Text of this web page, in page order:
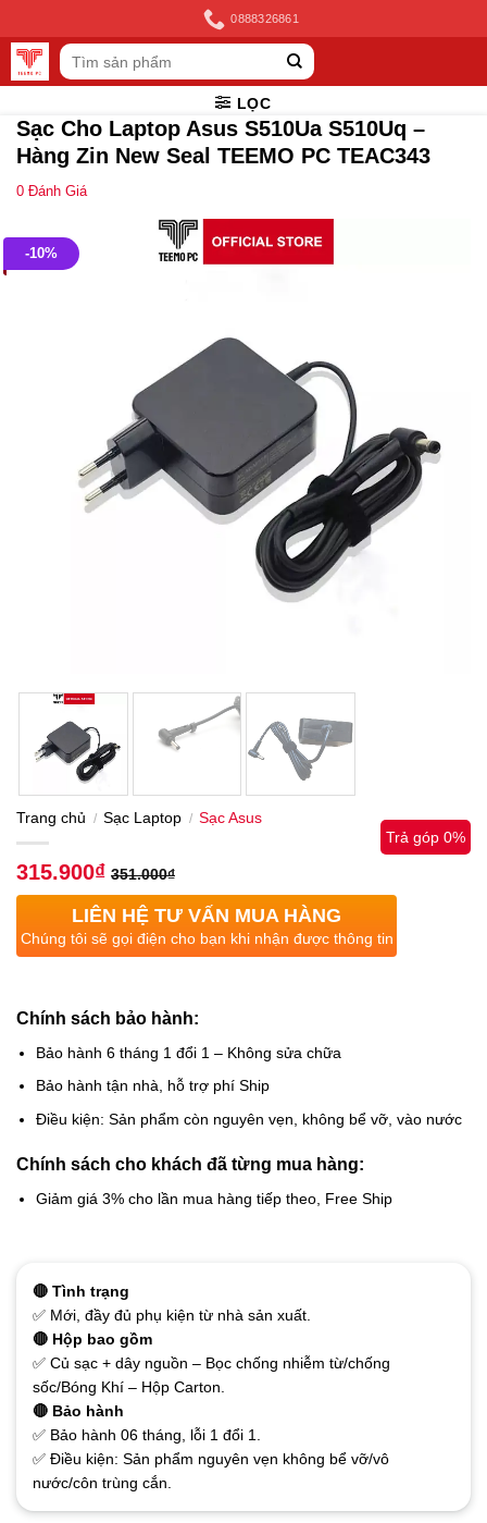
to
content
0888326861
Tìm
kiếm:
LỌC
Sạc Cho Laptop Asus S510Ua S510Uq –
Hàng Zin New Seal TEEMO PC TEAC343
0 Đánh Giá
-10%
Trang chủ / Sạc Laptop / Sạc Asus
315.900₫ 351.000₫
Trả góp 0%
LIÊN HỆ TƯ VẤN MUA HÀNG
Chúng tôi sẽ gọi điện cho bạn khi nhận được thông tin
Chính sách bảo hành:
Bảo hành 6 tháng 1 đổi 1 – Không sửa chữa
Bảo hành tận nhà, hỗ trợ phí Ship
Điều kiện: Sản phẩm còn nguyên vẹn, không bể vỡ, vào nước
Chính sách cho khách đã từng mua hàng:
Giảm giá 3% cho lần mua hàng tiếp theo, Free Ship
🔴 Tình trạng
✅ Mới, đầy đủ phụ kiện từ nhà sản xuất.
🔴 Hộp bao gồm
✅ Củ sạc + dây nguồn – Bọc chống nhiễm từ/chống
sốc/Bóng Khí – Hộp Carton.
🔴 Bảo hành
✅ Bảo hành 06 tháng, lỗi 1 đổi 1.
✅ Điều kiện: Sản phẩm nguyên vẹn không bể vỡ/vô
nước/côn trùng cắn.